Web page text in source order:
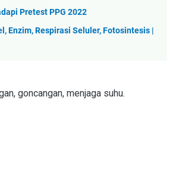
Pretest PPG 2022
Enzim, Respirasi Seluler, Fotosintesis |
goncangan, menjaga suhu.